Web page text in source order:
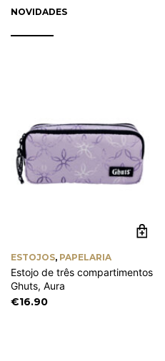
NOVIDADES
ESTOJOS, PAPELARIA
Estojo de três compartimentos
Ghuts, Aura
€16.90